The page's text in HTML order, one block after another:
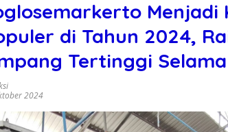
Menjadi
di Tahun 2024,
Tertinggi
2024